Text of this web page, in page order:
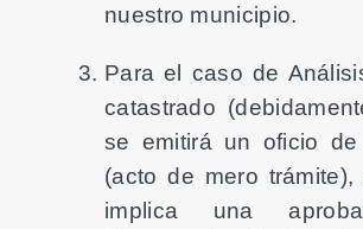
nuestro municipio.
Para el caso de
catastrado
se emitirá un oficio de
(acto de mero
implica una